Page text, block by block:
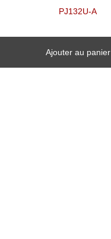
PJ132U-A
Ajouter au panier